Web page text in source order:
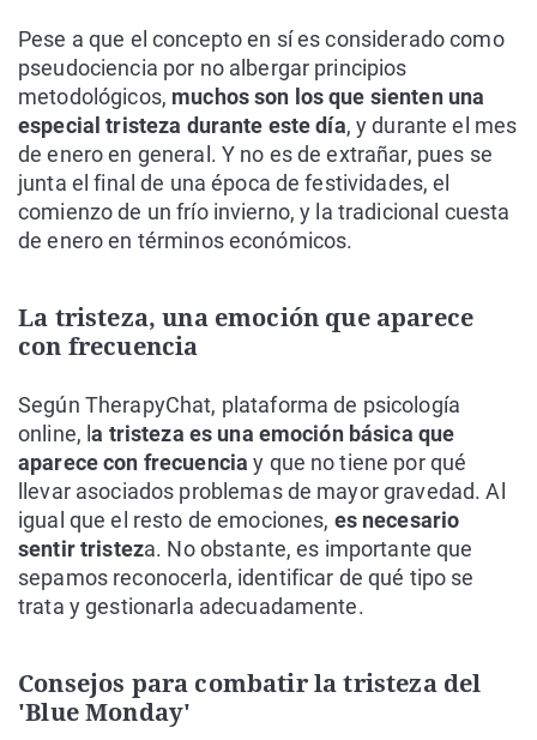
Pese a que el concepto en sí es considerado como
pseudociencia por no albergar principios
metodológicos, muchos son los que sienten una
especial tristeza durante este día, y durante el mes
de enero en general. Y no es de extrañar, pues se
junta el final de una época de festividades, el
comienzo de un frío invierno, y la tradicional cuesta
de enero en términos económicos.
La tristeza, una emoción que aparece
con frecuencia
Según TherapyChat, plataforma de psicología
online, la tristeza es una emoción básica que
aparece con frecuencia y que no tiene por qué
llevar asociados problemas de mayor gravedad. Al
igual que el resto de emociones, es necesario
sentir tristeza. No obstante, es importante que
sepamos reconocerla, identificar de qué tipo se
trata y gestionarla adecuadamente.
Consejos para combatir la tristeza del
'Blue Monday'